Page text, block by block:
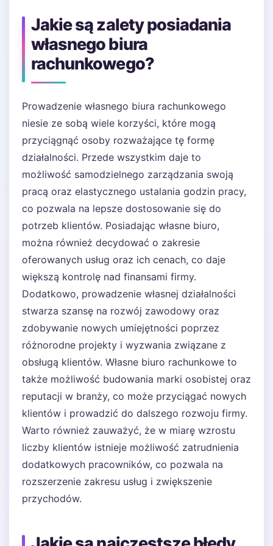
Jakie są zalety posiadania
własnego biura
rachunkowego?
Prowadzenie własnego biura rachunkowego
niesie ze sobą wiele korzyści, które mogą
przyciągnąć osoby rozważające tę formę
działalności. Przede wszystkim daje to
możliwość samodzielnego zarządzania swoją
pracą oraz elastycznego ustalania godzin pracy,
co pozwala na lepsze dostosowanie się do
potrzeb klientów. Posiadając własne biuro,
można również decydować o zakresie
oferowanych usług oraz ich cenach, co daje
większą kontrolę nad finansami firmy.
Dodatkowo, prowadzenie własnej działalności
stwarza szansę na rozwój zawodowy oraz
zdobywanie nowych umiejętności poprzez
różnorodne projekty i wyzwania związane z
obsługą klientów. Własne biuro rachunkowe to
także możliwość budowania marki osobistej oraz
reputacji w branży, co może przyciągać nowych
klientów i prowadzić do dalszego rozwoju firmy.
Warto również zauważyć, że w miarę wzrostu
liczby klientów istnieje możliwość zatrudnienia
dodatkowych pracowników, co pozwala na
rozszerzenie zakresu usług i zwiększenie
przychodów.